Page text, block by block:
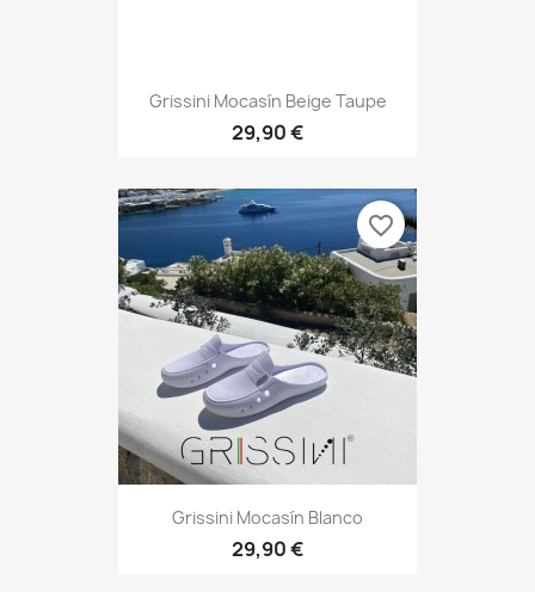
Grissini Mocasín Beige Taupe
29,90 €
Grissini Mocasín Blanco
29,90 €
favorite_border